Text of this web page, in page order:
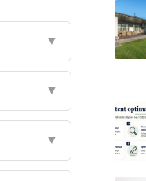
▼
▼
▼